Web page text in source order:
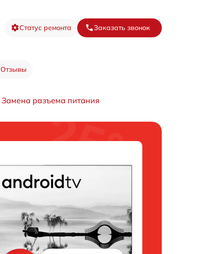
Статус ремонта Заказать звонок
Отзывы
Замена разъема питания